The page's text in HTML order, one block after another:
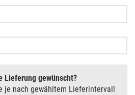
Lieferung gewünscht
je nach gewähltem Lieferintervall